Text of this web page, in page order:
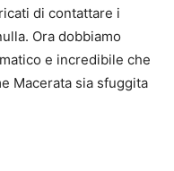
di contattare i
Ora dobbiamo
e incredibile che
Macerata sia sfuggita